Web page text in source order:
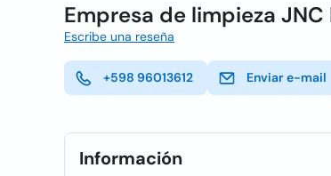
Empresa de limpieza
Escribe una reseña
+598 96013612 Enviar e-mail
Información